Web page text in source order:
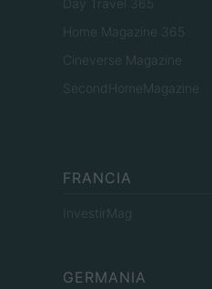
Day Travel 365
Home Magazine 365
Cineverse Magazine
SecondHomeMagazine
FRANCIA
InvestirMag
GERMANIA